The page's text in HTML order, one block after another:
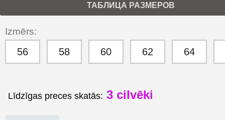
ТАБЛИЦА РАЗМЕРОВ
Izmērs:
56 58 60 62 64
Līdzīgas preces skatās: 3 cilvēki